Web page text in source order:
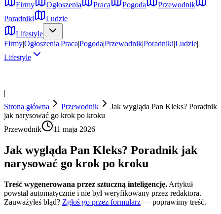
Firmy Ogłoszenia Praca Pogoda
Przewodnik
Poradniki
Ludzie
Lifestyle
Firmy|Ogłoszenia|Praca|Pogoda|Przewodnik|Poradniki|Ludzie|
Lifestyle
|
Strona główna
Przewodnik
Jak wygląda Pan Kleks? Poradnik
jak narysować go krok po kroku
Przewodnik
11 maja 2026
Jak wygląda Pan Kleks? Poradnik jak
narysować go krok po kroku
Treść wygenerowana przez sztuczną inteligencję. Artykuł
powstał automatycznie i nie był weryfikowany przez redaktora.
Zauważyłeś błąd? Zgłoś go przez formularz — poprawimy treść.